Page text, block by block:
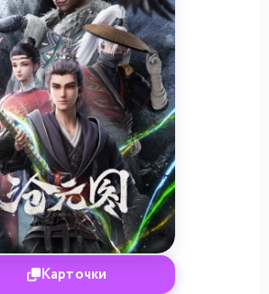
Карточки